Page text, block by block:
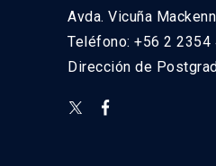
Avda. Vicuña
Teléfono: +56 2 2354
Dirección de